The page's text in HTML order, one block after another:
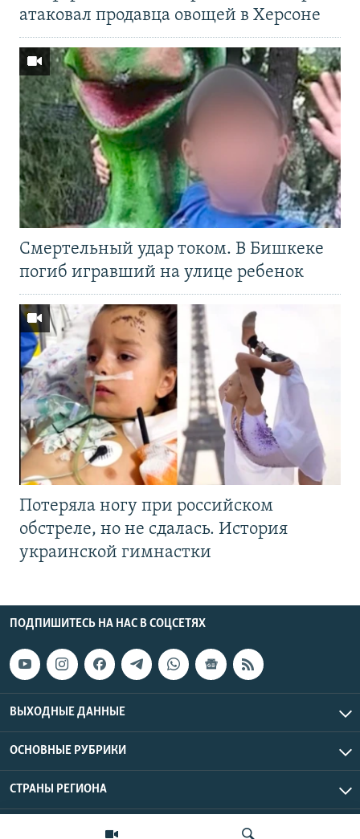
атаковал продавца овощей в Херсоне
Смертельный удар током. В Бишкеке
погиб игравший на улице ребенок
Потеряла ногу при российском
обстреле, но не сдалась. История
украинской гимнастки
ПОДПИШИТЕСЬ НА НАС В СОЦСЕТЯХ
ВЫХОДНЫЕ ДАННЫЕ
ОСНОВНЫЕ РУБРИКИ
СТРАНЫ РЕГИОНА
Азаттык Азия © 2026 RFE/RL, Inc. | Все права защищены.